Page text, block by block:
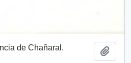
de Chañaral.